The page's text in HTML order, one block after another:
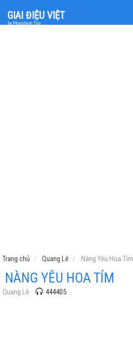
GIAI ĐIỆU VIỆT
by Phantam Top
Trang chủ Quang Lê Nàng Yêu Hoa Tím
NÀNG YÊU HOA TÍM
Quang Lê 444405